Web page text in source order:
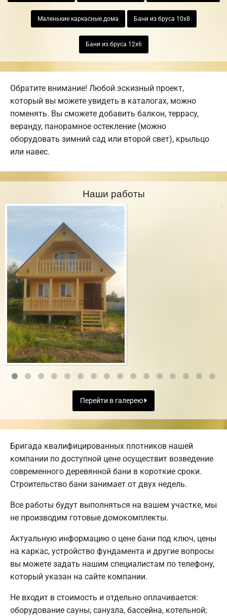
Маленькие каркасные дома Бани из бруса 10х8
Бани из бруса 12х6
Обратите внимание! Любой эскизный проект,
который вы можете увидеть в каталогах, можно
поменять. Вы сможете добавить балкон, террасу,
веранду, панорамное остекление (можно
оборудовать зимний сад или второй свет), крыльцо
или навес.
Наши работы
Перейти в галерею
Бригада квалифицированных плотников нашей
компании по доступной цене осуществит возведение
современного деревянной бани в короткие сроки.
Строительство бани занимает от двух недель.
Все работы будут выполняться на вашем участке, мы
не производим готовые домокомплекты.
Актуальную информацию о цене бани под ключ, цены
на каркас, устройство фундамента и другие вопросы
вы можете задать нашим специалистам по телефону,
который указан на сайте компании.
Не входит в стоимость и отдельно оплачивается:
оборудование сауны, санузла, бассейна, котельной;